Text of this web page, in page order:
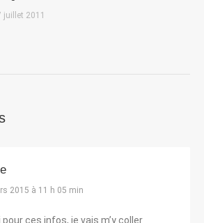
juillet 2011
2015 à 11 h 05 min
pour ces infos, je vais m’y coller